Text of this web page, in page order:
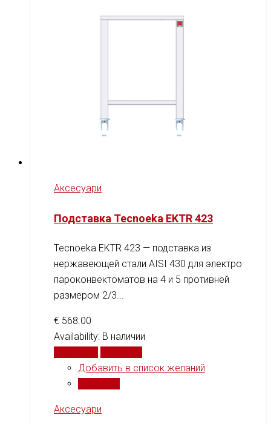
Аксесуари
Подставка Tecnoeka EKTR 423
Tecnoeka EKTR 423 — подставка из
нержавеющей стали AISI 430 для электро
пароконвектоматов на 4 и 5 противней
размером 2/3...
€ 568.00
Availability: В наличии
Добавить в список желаний
Аксесуари